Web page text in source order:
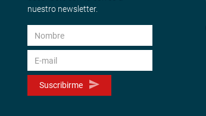
nuestro newsletter.
Suscribirme